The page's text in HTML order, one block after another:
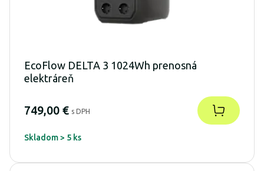
EcoFlow DELTA 3 1024Wh prenosná
elektráreň
749,00 € s DPH
Skladom > 5 ks